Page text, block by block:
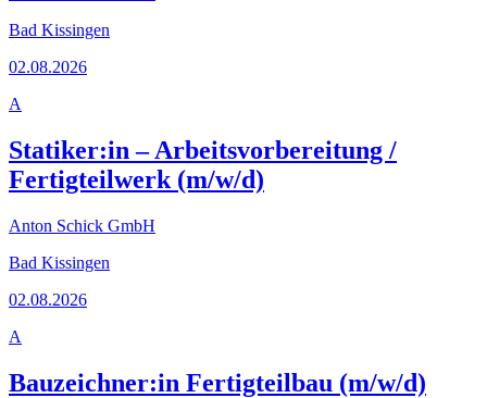
Bad Kissingen
02.08.2026
A
Statiker:in – Arbeitsvorbereitung /
Fertigteilwerk (m/w/d)
Anton Schick GmbH
Bad Kissingen
02.08.2026
A
Bauzeichner:in Fertigteilbau (m/w/d)